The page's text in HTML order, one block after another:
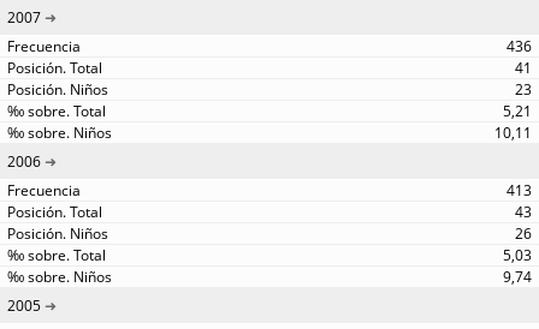
2007
436
41
23
5,21
10,11
2006
413
43
26
5,03
9,74
2005